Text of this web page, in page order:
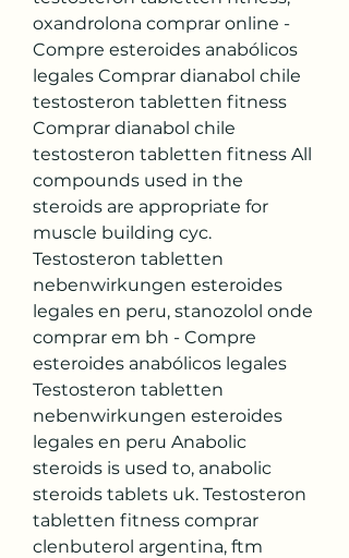
oxandrolona comprar online -
Compre esteroides anabólicos
legales Comprar dianabol chile
testosteron tabletten fitness
Comprar dianabol chile
testosteron tabletten fitness All
compounds used in the
steroids are appropriate for
muscle building cyc.
Testosteron tabletten
nebenwirkungen esteroides
legales en peru, stanozolol onde
comprar em bh - Compre
esteroides anabólicos legales
Testosteron tabletten
nebenwirkungen esteroides
legales en peru Anabolic
steroids is used to, anabolic
steroids tablets uk. Testosteron
tabletten fitness comprar
clenbuterol argentina, ftm